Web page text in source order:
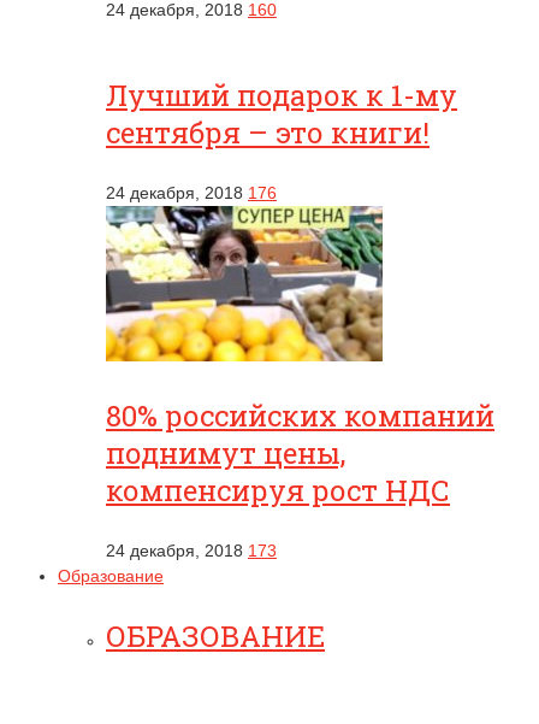
24 декабря, 2018 160
Лучший подарок к 1-му
сентября – это книги!
24 декабря, 2018 176
80% российских компаний
поднимут цены,
компенсируя рост НДС
24 декабря, 2018 173
Образование
ОБРАЗОВАНИЕ